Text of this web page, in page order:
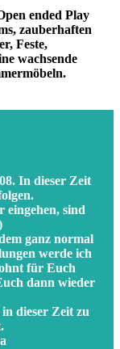
ended Play
zauberhaften
Feste,
wachsende
. In dieser Zeit
eingehen, sind
ganz normal
werde ich
für Euch
dann wieder
dieser Zeit zu